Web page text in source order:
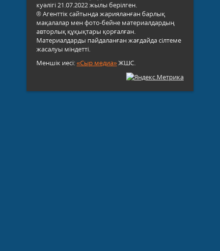
куәлігі 21.07.2022 жылы берілген.
® Агенттік сайтында жарияланған барлық
мақалалар мен фото-бейне материалдардың
авторлық құқықтары қорғалған.
Материалдарды пайдаланған жағдайда сілтеме
жасалуы міндетті.
Меншік иесі:«Сыр медиа»ЖШС.